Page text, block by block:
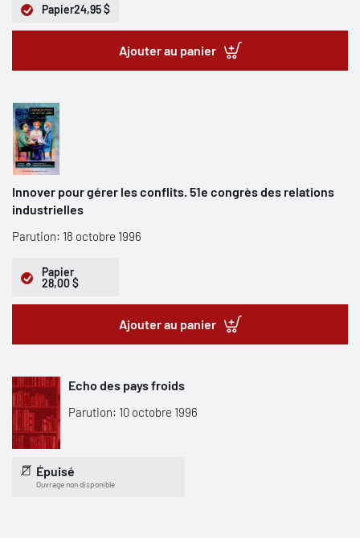
Papier24,95 $
Ajouter au panier
Innover pour gérer les conflits. 51e congrès des relations
industrielles
Parution: 18 octobre 1996
Papier
28,00 $
Ajouter au panier
Echo des pays froids
Parution: 10 octobre 1996
Épuisé
Ouvrage non disponible